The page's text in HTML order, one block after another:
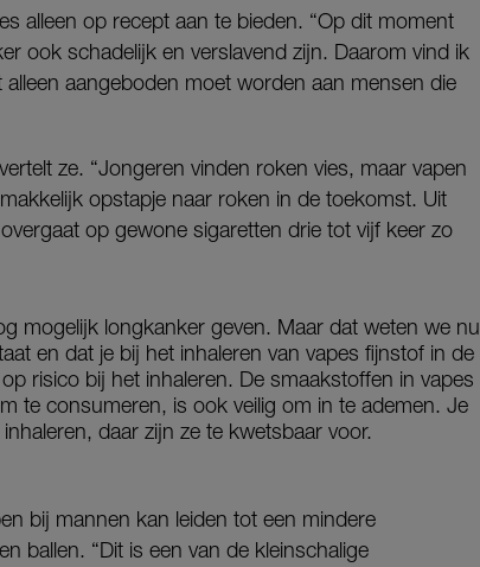
alleen op recept aan te bieden. “Op dit moment
ook schadelijk en verslavend zijn. Daarom vind ik
aangeboden moet worden aan mensen die
ze. “Jongeren vinden roken vies, maar vapen
opstapje naar roken in de toekomst. Uit
op gewone sigaretten drie tot vijf keer zo
mogelijk longkanker geven. Maar dat weten we nu
en dat je bij het inhaleren van vapes fijnstof in de
risico bij het inhaleren. De smaakstoffen in vapes
te consumeren, is ook veilig om in te ademen. Je
daar zijn ze te kwetsbaar voor.
bij mannen kan leiden tot een mindere
ballen. “Dit is een van de kleinschalige